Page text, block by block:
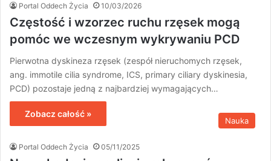
Portal Oddech Życia 10/03/2026
Częstość i wzorzec ruchu rzęsek mogą
pomóc we wczesnym wykrywaniu PCD
Pierwotna dyskineza rzęsek (zespół nieruchomych rzęsek,
ang. immotile cilia syndrome, ICS, primary ciliary dyskinesia,
PCD) pozostaje jedną z najbardziej wymagających…
Zobacz całość »
Nauka
Portal Oddech Życia 05/11/2025